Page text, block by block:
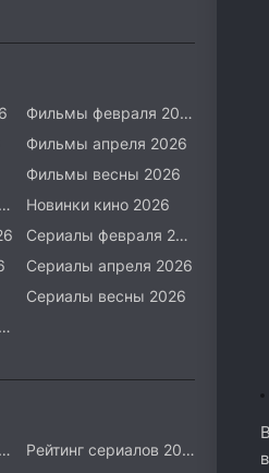
Фильмы февраля 2026
Фильмы апреля 2026
Фильмы весны 2026
Последние фильмы 2026
Новинки кино 2026
Сериалы февраля 2026
Сериалы апреля 2026
Сериалы весны 2026
Новинки сериалов 2026
Рейтинг фильмов 2026
Рейтинг сериалов 2026